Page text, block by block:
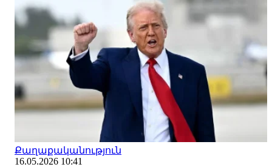
Քաղաքականություն
16.05.2026 10:41